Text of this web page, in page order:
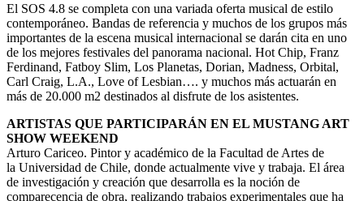
El SOS 4.8 se completa con una variada oferta musical de estilo
contemporáneo. Bandas de referencia y muchos de los grupos más
importantes de la escena musical internacional se darán cita en uno
de los mejores festivales del panorama nacional. Hot Chip, Franz
Ferdinand, Fatboy Slim, Los Planetas, Dorian, Madness, Orbital,
Carl Craig, L.A., Love of Lesbian…. y muchos más actuarán en
más de 20.000 m2 destinados al disfrute de los asistentes.
ARTISTAS QUE PARTICIPARÁN EN EL MUSTANG ART
SHOW WEEKEND
Arturo Cariceo. Pintor y académico de la Facultad de Artes de
la Universidad de Chile, donde actualmente vive y trabaja. El área
de investigación y creación que desarrolla es la noción de
comparecencia de obra, realizando trabajos experimentales que ha